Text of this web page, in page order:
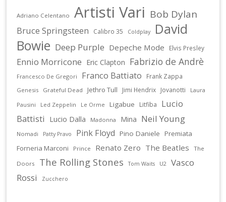
Adriano Celentano Artisti Vari Bob Dylan
Bruce Springsteen Calibro 35 Coldplay
David
Bowie Deep Purple Depeche Mode Elvis Presley
Ennio Morricone Eric Clapton Fabrizio de Andrè
Francesco De Gregori Franco Battiato Frank Zappa
Genesis Grateful Dead Jethro Tull Jimi Hendrix Jovanotti
Laura
Pausini
Led Zeppelin Le Orme Ligabue Litfiba
Lucio
Battisti
Lucio Dalla Madonna Mina Neil Young
Nomadi Patty Pravo Pink Floyd Pino Daniele
Premiata
Forneria Marconi
Prince Renato Zero The Beatles
The
Doors
The Rolling Stones Tom Waits U2
Vasco
Rossi
Zucchero